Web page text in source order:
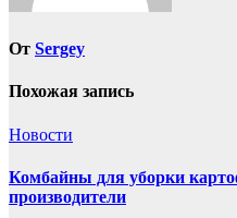
От Sergey
Похожая запись
Новости
Комбайны для уборки
производители